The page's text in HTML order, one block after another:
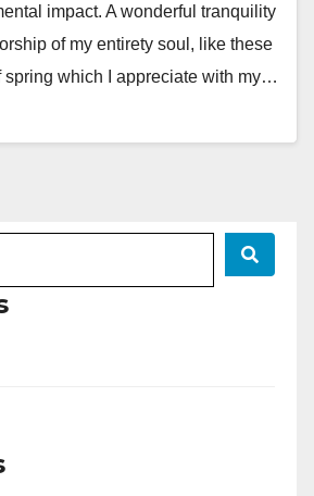
impact. A wonderful tranquility
of my entirety soul, like these
spring which I appreciate with my…